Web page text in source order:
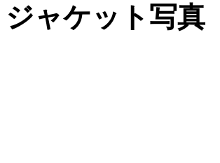
ジャケット写真